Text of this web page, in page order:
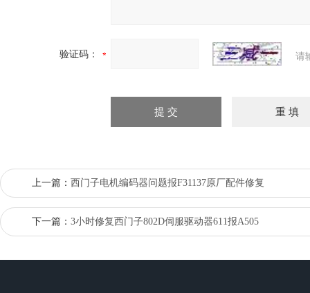
验证码： 请
上一篇： 西门子电机编码器问题报F31137原厂配件修复
下一篇： 3小时修复西门子802D伺服驱动器611报A505